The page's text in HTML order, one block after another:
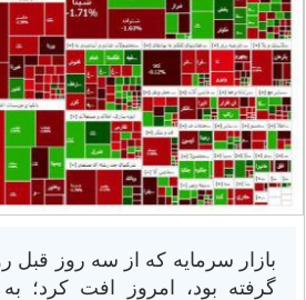
بازار سرمایه که از سه روز قبل
گرفته بود، امروز افت